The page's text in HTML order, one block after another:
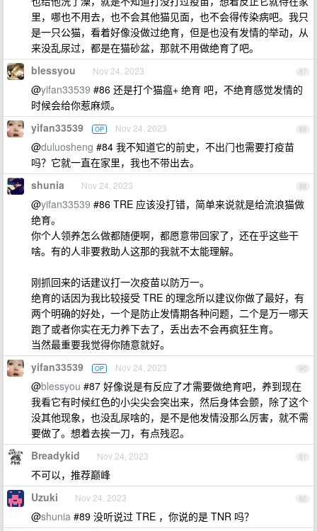
里，哪也不用去，也不会其他猫见面，也不会得传染病吧。我只
是一只公猫，看着好像没做过绝育，但是也没有发情的举动，从
来没乱尿过，都是在猫砂盆，那就不用做绝育了吧。
87
blessyou Nov 24, 2023
@yifan33539 #86 还是打个猫瘟+ 绝育 吧，不绝育感觉发情的
时候会给你惹麻烦。
88
yifan33539 OP Nov 24, 2023
@duluosheng #84 我不知道它的前史，不出门也需要打疫苗
吗？它就一直在家里，我也不带出去。
89
shunia Nov 24, 2023
@yifan33539 #86 TRE 应该没打错，简单来说就是给流浪猫做
绝育。
你个人领养怎么做都随便啊，都愿意带回家了，还在乎这些干
啥。有的人非要救助人这那的我就不太能理解。
刚抓回来的话建议打一次疫苗以防万一。
绝育的话因为我比较接受 TRE 的理念所以建议你做了最好，有
两个明确的好处，一个是防止发情期各种问题，二个是万一哪天
跑了或者你实在无力养下去了，丢出去不会再疯狂生育。
当然最重要我觉得你随意就好。
90
yifan33539 OP Nov 24, 2023
@blessyou #87 好像说是有反应了才需要做绝育吧，养到现在
我看它有时候红色的小尖尖会突出来，然后身体会颤，除了这个
没其他现象，也没乱尿啥的，是不是他发情没那么厉害，就不需
要做了。想着去挨一刀，有点残忍。
91
Breadykid Nov 24, 2023
不可以，推荐巅峰
92
Uzuki Nov 24, 2023
@shunia #89 没听说过 TRE ，你说的是 TNR 吗？